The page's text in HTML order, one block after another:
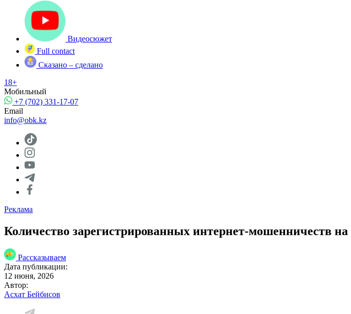
Видеосюжет
Full contact
Сказано – сделано
18+
Мобильный
+7 (702) 331-17-07
Email
info@obk.kz
Реклама
Количество зарегистрированных интернет-мошенничеств
Рассказываем
Дата публикации:
12 июня, 2026
Автор:
Асхат Бейбисов